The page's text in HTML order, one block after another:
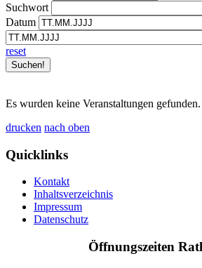
Suchwort
Datum
reset
Es wurden keine Veranstaltungen gefunden.
drucken nach oben
Quicklinks
Kontakt
Inhaltsverzeichnis
Impressum
Datenschutz
Öffnungszeiten